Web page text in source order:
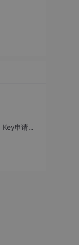
三、豆包ai内容接口API Key申请及接入点ID获取